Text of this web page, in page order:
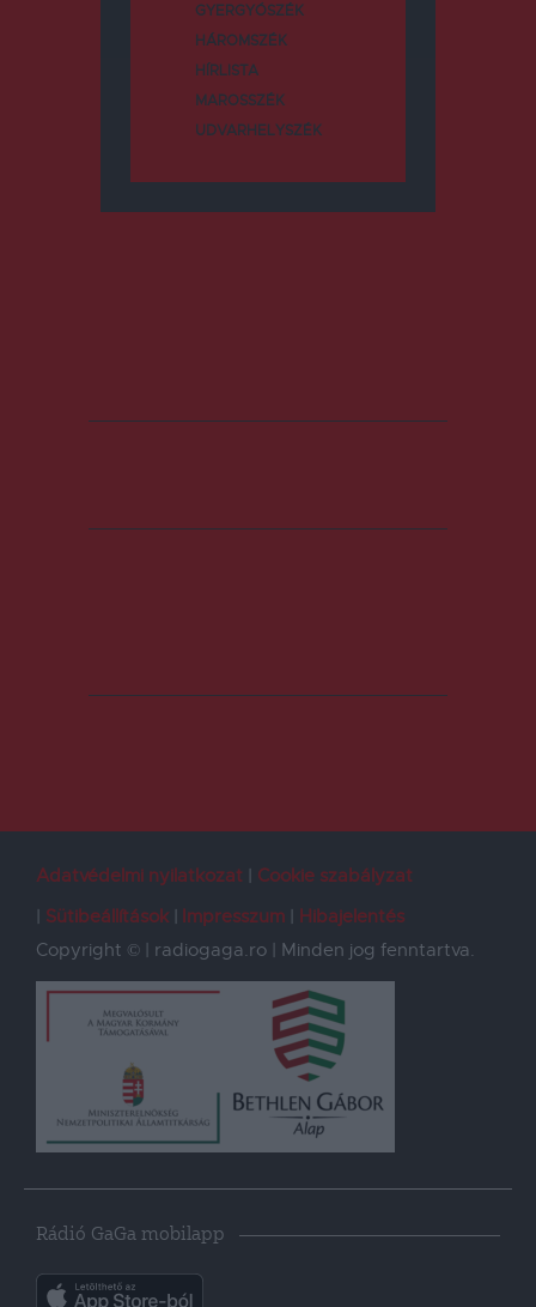
GYERGYÓSZÉK
HÁROMSZÉK
HÍRLISTA
MAROSSZÉK
UDVARHELYSZÉK
Adatvédelmi nyilatkozat
Cookie szabályzat
Sütibeállítások
Impresszum
Hibajelentés
Copyright © | radiogaga.ro | Minden jog fenntartva.
Rádió GaGa mobilapp